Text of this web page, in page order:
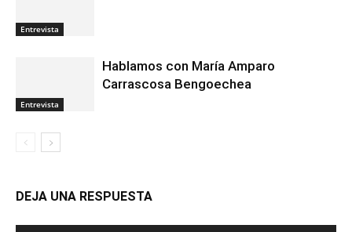
Entrevista
Entrevista
Hablamos con María Amparo
Carrascosa Bengoechea
DEJA UNA RESPUESTA